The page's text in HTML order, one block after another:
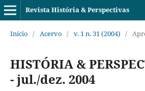
Revista História & Perspectivas
Início / Acervo / v. 1 n. 31 (2004) /
HISTÓRIA &
- jul./dez. 2004